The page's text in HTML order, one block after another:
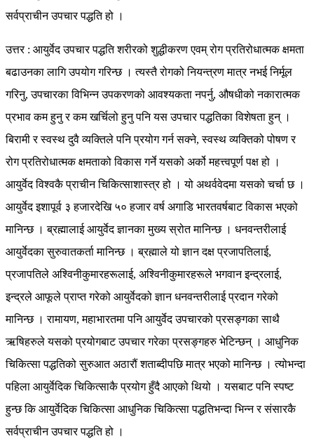
सर्वप्राचीन उपचार पद्धति हो ।
उत्तर : आयुर्वेद उपचार पद्धति शरीरको शुद्धीकरण एवम् रोग प्रतिरोधात्मक क्षमता
बढाउनका लागि उपयोग गरिन्छ । त्यस्तै रोगको नियन्त्रण मात्र नभई निर्मूल
गरिनु, उपचारका विभिन्न उपकरणको आवश्यकता नपर्नु, औषधीको नकारात्मक
प्रभाव कम हुनु र कम खर्चिलो हुनु पनि यस उपचार पद्धतिका विशेषता हुन् ।
बिरामी र स्वस्थ दुवै व्यक्तिले पनि प्रयोग गर्न सक्ने, स्वस्थ व्यक्तिको पोषण र
रोग प्रतिरोधात्मक क्षमताको विकास गर्ने यसको अर्को महत्त्वपूर्ण पक्ष हो ।
आयुर्वेद विश्वकै प्राचीन चिकित्साशास्त्र हो । यो अथर्ववेदमा यसको चर्चा छ ।
आयुर्वेद इशापूर्व ३ हजारदेखि ५० हजार वर्ष अगाडि भारतवर्षबाट विकास भएको
मानिन्छ । ब्रह्मालाई आयुर्वेद ज्ञानका मुख्य स्रोत मानिन्छ । धनवन्तरीलाई
आयुर्वेदका सुरुवातकर्ता मानिन्छ । ब्रह्माले यो ज्ञान दक्ष प्रजापतिलाई,
प्रजापतिले अश्विनीकुमारहरूलाई, अश्विनीकुमारहरूले भगवान इन्द्रलाई,
इन्द्रले आफूले प्राप्त गरेको आयुर्वेदको ज्ञान धनवन्तरीलाई प्रदान गरेको
मानिन्छ । रामायण, महाभारतमा पनि आयुर्वेद उपचारको प्रसङ्गका साथै
ऋषिहरुले यसको प्रयोगबाट उपचार गरेका प्रसङ्गहरु भेटिन्छन् । आधुनिक
चिकित्सा पद्धतिको सुरुआत अठारौं शताब्दीपछि मात्र भएको मानिन्छ । त्योभन्दा
पहिला आयुर्वेदिक चिकित्साकै प्रयोग हुँदै आएको थियो । यसबाट पनि स्पष्ट
हुन्छ कि आयुर्वेदिक चिकित्सा आधुनिक चिकित्सा पद्धतिभन्दा भिन्न र संसारकै
सर्वप्राचीन उपचार पद्धति हो ।